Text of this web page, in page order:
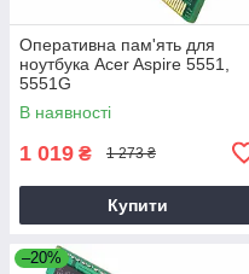
Оперативна пам'ять для
ноутбука Acer Aspire 5551,
5551G
В наявності
1 019 ₴ 1 273 ₴
Купити
–20%